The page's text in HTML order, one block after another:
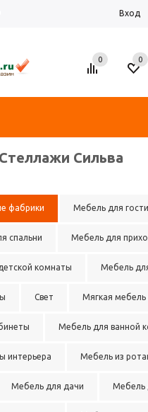
Вход
0 0
Стеллажи Сильва
фабрики Мебель для
спальни Мебель для
комнаты Мебель
Свет Мягкая мебель
Мебель для ванной
интерьера Мебель из
Мебель для дачи Мебель